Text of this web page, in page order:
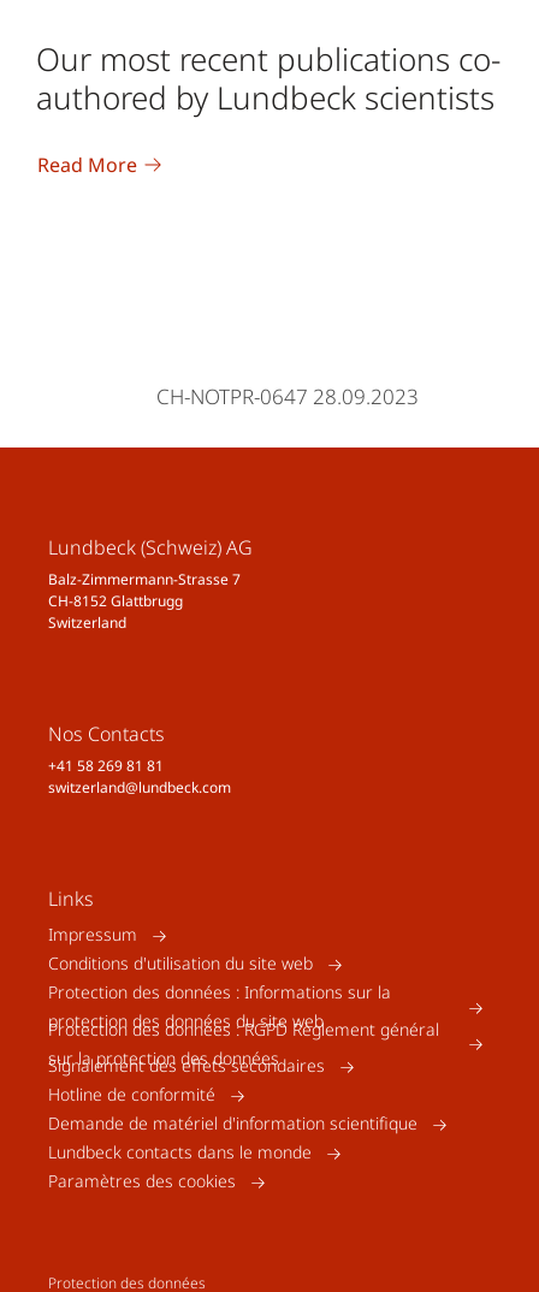
Our most recent publications co-
authored by Lundbeck scientists
Read More
CH-NOTPR-0647 28.09.2023
Lundbeck (Schweiz) AG
Balz-Zimmermann-Strasse 7
CH-8152 Glattbrugg
Switzerland
Nos Contacts
+41 58 269 81 81
switzerland@lundbeck.com
Links
Impressum
Conditions d'utilisation du site web
Protection des données : Informations sur la
protection des données du site web
Protection des données : RGPD Règlement général
sur la protection des données
Signalement des effets secondaires
Hotline de conformité
Demande de matériel d'information scientifique
Lundbeck contacts dans le monde
Paramètres des cookies
Protection des données